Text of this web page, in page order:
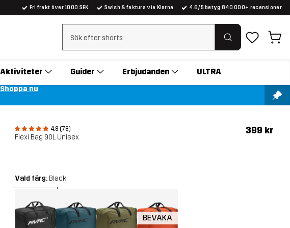
Fri frakt över 1000 SEK Swish & faktura via Klarna 4.6/5 betyg 840 000+ recensioner
Rensa sök
Aktiviteter Guider Erbjudanden ULTRA
Shoppa nu
4.8 (78)
Flexi Bag 90L Unisex
399 kr
Vald färg: Black
BEVAKA